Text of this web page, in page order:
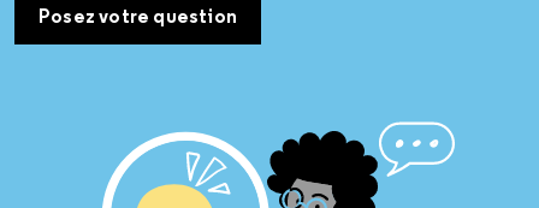
Posez votre question